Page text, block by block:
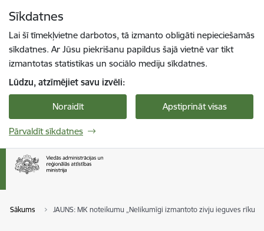
Sīkdatnes
Lai šī tīmekļvietne darbotos, tā izmanto obligāti nepieciešamās
sīkdatnes. Ar Jūsu piekrišanu papildus šajā vietnē var tikt
izmantotas statistikas un sociālo mediju sīkdatnes.
Lūdzu, atzīmējiet savu izvēli:
Noraidīt Apstiprināt visas
Pārvaldīt sīkdatnes
Sākums JAUNS: MK noteikumu „Nelikumīgi izmantoto zivju ieguves rīku